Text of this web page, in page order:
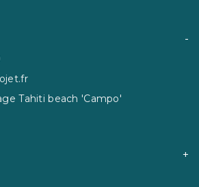
Tahiti beach 'Campo'